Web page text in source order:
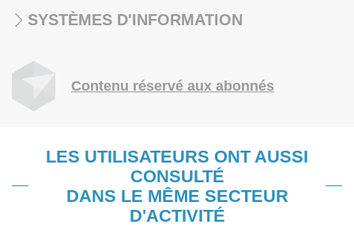
SYSTÈMES D'INFORMATION
Contenu réservé aux abonnés
LES UTILISATEURS ONT AUSSI
CONSULTÉ
DANS LE MÊME SECTEUR
D'ACTIVITÉ